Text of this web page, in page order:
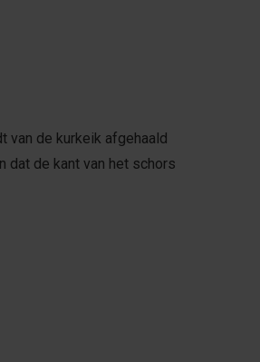
van de kurkeik afgehaald
dat de kant van het schors